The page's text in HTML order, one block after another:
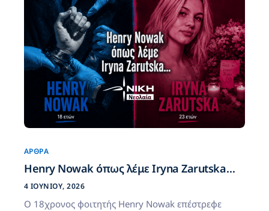
ΆΡΘΡΑ
Henry Nowak όπως λέμε Iryna Zarutska…
4 ΙΟΥΝΊΟΥ, 2026
Ο 18χρονος φοιτητής Henry Nowak επέστρεφε